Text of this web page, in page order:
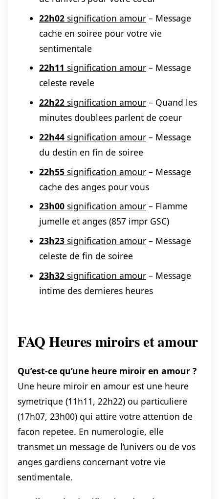
22h02 signification amour – Message
cache en soiree pour votre vie
sentimentale
22h11 signification amour – Message
celeste revele
22h22 signification amour – Quand les
minutes doublees parlent de coeur
22h44 signification amour – Message
du destin en fin de soiree
22h55 signification amour – Message
cache des anges pour vous
23h00 signification amour – Flamme
jumelle et anges (857 impr GSC)
23h23 signification amour – Message
celeste de fin de soiree
23h32 signification amour – Message
intime des dernieres heures
FAQ Heures miroirs et amour
Qu’est-ce qu’une heure miroir en amour ?
Une heure miroir en amour est une heure
symetrique (11h11, 22h22) ou particuliere
(17h07, 23h00) qui attire votre attention de
facon repetee. En numerologie, elle
transmet un message de l’univers ou de vos
anges gardiens concernant votre vie
sentimentale.